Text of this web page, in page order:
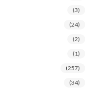
(3)
(24)
(2)
(1)
(257)
(34)